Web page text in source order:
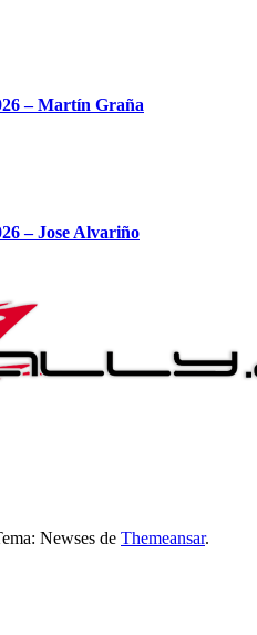
– Martín Graña
– Jose Alvariño
Newses de Themeansar.